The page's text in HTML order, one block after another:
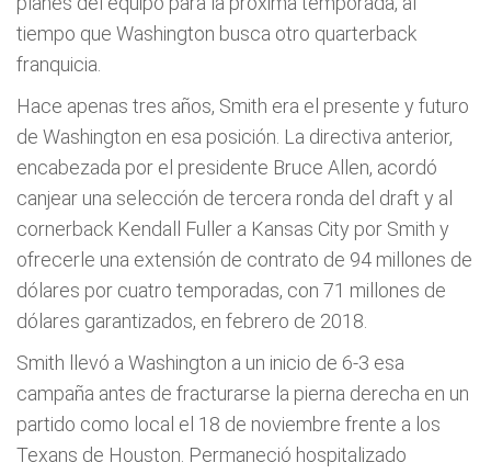
tiempo que Washington busca otro quarterback
franquicia.
Hace apenas tres años, Smith era el presente y futuro
de Washington en esa posición. La directiva anterior,
encabezada por el presidente Bruce Allen, acordó
canjear una selección de tercera ronda del draft y al
cornerback Kendall Fuller a Kansas City por Smith y
ofrecerle una extensión de contrato de 94 millones de
dólares por cuatro temporadas, con 71 millones de
dólares garantizados, en febrero de 2018.
Smith llevó a Washington a un inicio de 6-3 esa
campaña antes de fracturarse la pierna derecha en un
partido como local el 18 de noviembre frente a los
Texans de Houston. Permaneció hospitalizado